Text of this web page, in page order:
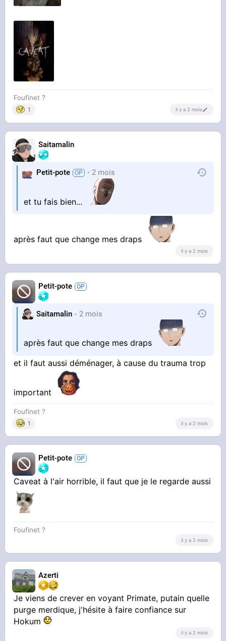
Foufinet ?
1 il y a 2 mois
Saitamalin
Petit-pote 2 mois
et tu fais bien...
après faut que change mes draps
il y a 2 mois
Petit-pote
Saitamalin 2 mois
après faut que change mes draps
et il faut aussi déménager, à cause du trauma trop
important
Foufinet ?
1 il y a 2 mois
Petit-pote
Caveat à l'air horrible, il faut que je le regarde aussi
Foufinet ?
il y a 2 mois
Azerti
Je viens de crever en voyant Primate, putain quelle
purge merdique, j'hésite à faire confiance sur
Hokum
il y a 2 mois